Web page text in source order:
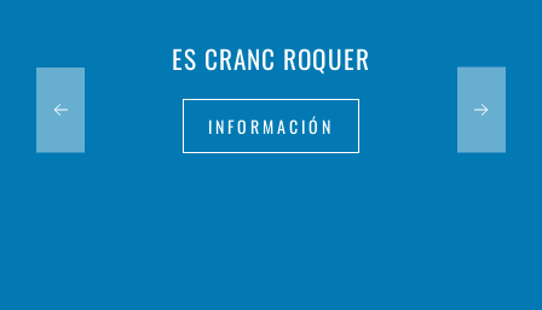
ES CRANC ROQUER
INFORMACIÓN